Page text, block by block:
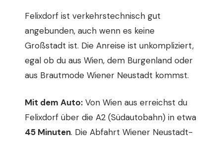
Felixdorf ist verkehrstechnisch gut
angebunden, auch wenn es keine
Großstadt ist. Die Anreise ist unkompliziert,
egal ob du aus Wien, dem Burgenland oder
aus Brautmode Wiener Neustadt kommst.
Mit dem Auto: Von Wien aus erreichst du
Felixdorf über die A2 (Südautobahn) in etwa
45 Minuten. Die Abfahrt Wiener Neustadt-